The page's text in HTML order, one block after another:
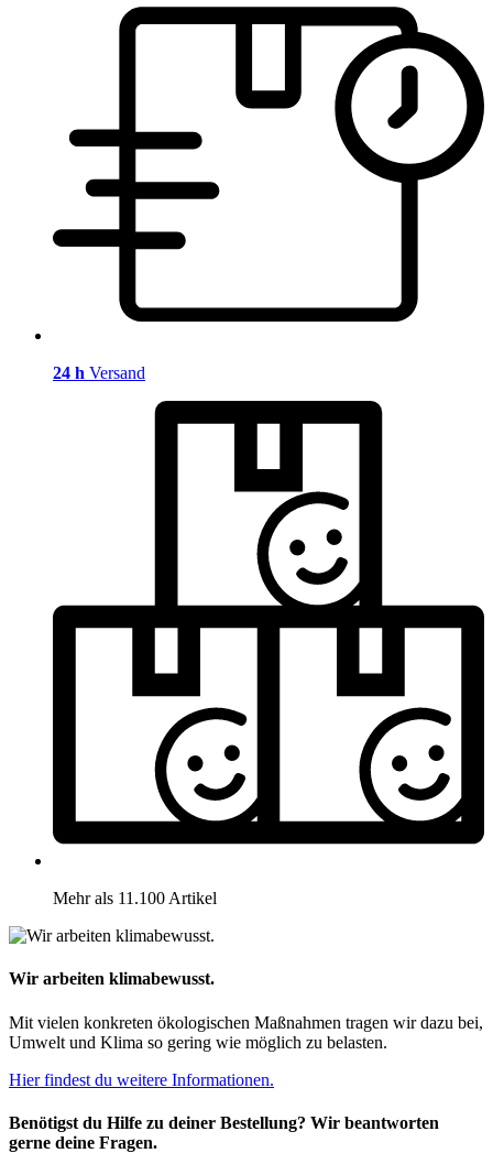
24 h Versand
Mehr als 11.100 Artikel
Wir arbeiten klimabewusst.
Mit vielen konkreten ökologischen Maßnahmen tragen wir dazu bei,
Umwelt und Klima so gering wie möglich zu belasten.
Hier findest du weitere Informationen.
Benötigst du Hilfe zu deiner Bestellung? Wir beantworten
gerne deine Fragen.